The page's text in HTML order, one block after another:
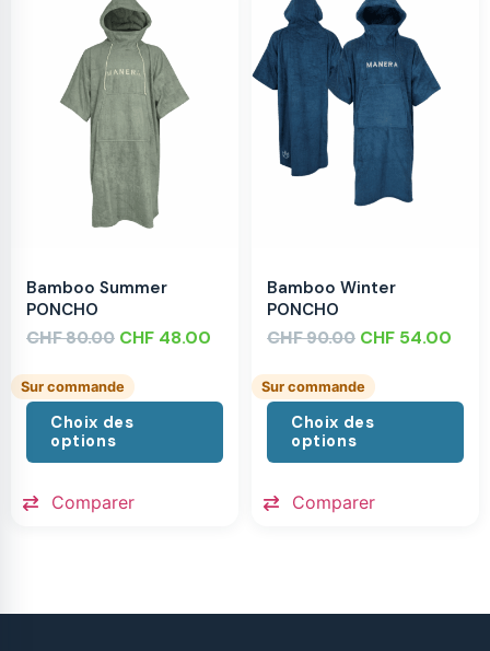
Bamboo Summer
PONCHO
CHF80.00 CHF 48.00
Sur commande
Choix des
options
Comparer
Bamboo Winter
PONCHO
CHF90.00 CHF 54.00
Sur commande
Choix des
options
Comparer